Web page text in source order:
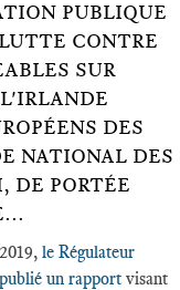
PUBLIQUE
CONTRE
SUR
DES
NATIONAL DES
DE PORTÉE
le Régulateur
un rapportvisant